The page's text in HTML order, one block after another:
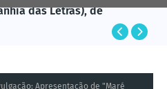
das Letras), de
Apresentação de "Maré